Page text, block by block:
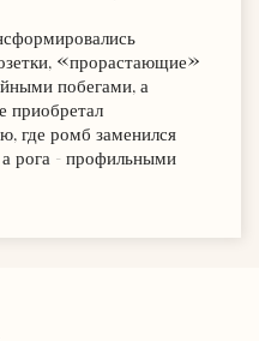
«прорастающие»
побегами, а
приобретал
где ромб заменился
а рога - профильными